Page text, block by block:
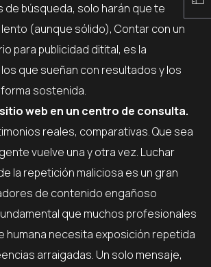
de búsqueda, solo harán que te
(aunque sólido), Contar con un
para publicidad ditital, es la
que sueñan con resultados y los
sostenida.
web en un centro de consulta.
reales, comparativas. Que sea
vuelve una y otra vez. Luchar
la repetición maliciosa es un gran
de contenido engañoso
que muchos profesionales
humana necesita exposición repetida
arraigadas. Un solo mensaje,